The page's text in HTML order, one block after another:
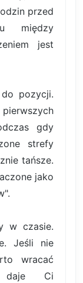
przed
między
jest
pozycji.
gdy
strefy
tańsze.
jako
w czasie.
Jeśli nie
wracać
daje Ci